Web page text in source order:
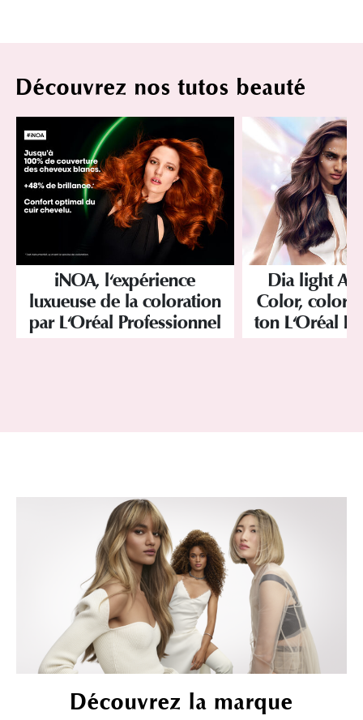
Découvrez nos tutos beauté
iNOA, l'expérience
luxueuse de la coloration
par L'Oréal Professionnel
Dia light
Color,
ton L'Oréal
Découvrez la marque